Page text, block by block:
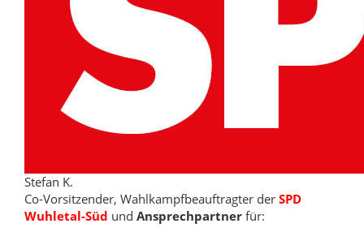
Stefan K.
Co-Vorsitzender, Wahlkampfbeauftragter der SPD
Wuhletal-Süd und Ansprechpartner für: